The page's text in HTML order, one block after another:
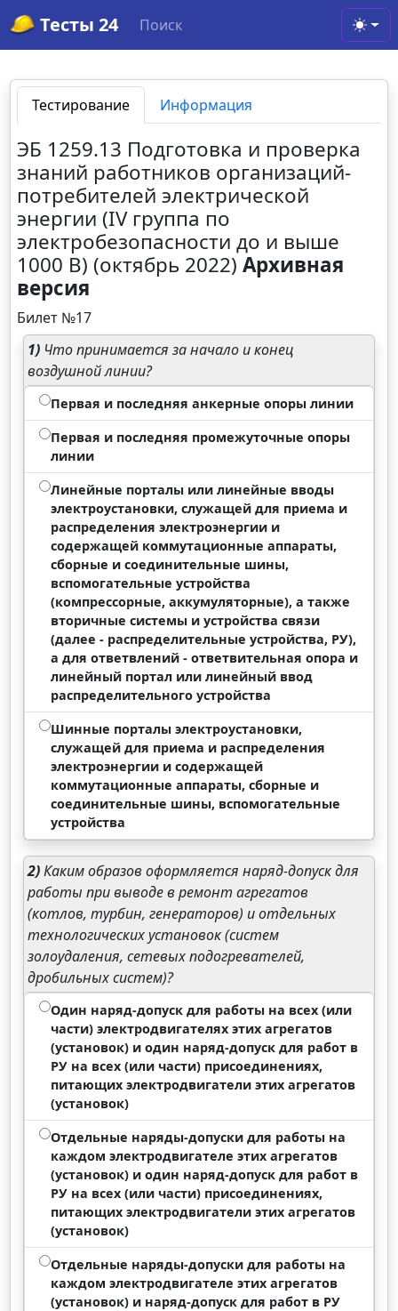
Тесты 24 Поиск
Тестирование Информация
ЭБ 1259.13 Подготовка и проверка
знаний работников организаций-
потребителей электрической
энергии (IV группа по
электробезопасности до и выше
1000 В) (октябрь 2022)Архивная
версия
Билет №17
1) Что принимается за начало и конец
воздушной линии?
Первая и последняя анкерные опоры линии
Первая и последняя промежуточные опоры
линии
Линейные порталы или линейные вводы
электроустановки, служащей для приема и
распределения электроэнергии и
содержащей коммутационные аппараты,
сборные и соединительные шины,
вспомогательные устройства
(компрессорные, аккумуляторные), а также
вторичные системы и устройства связи
(далее - распределительные устройства, РУ),
а для ответвлений - ответвительная опора и
линейный портал или линейный ввод
распределительного устройства
Шинные порталы электроустановки,
служащей для приема и распределения
электроэнергии и содержащей
коммутационные аппараты, сборные и
соединительные шины, вспомогательные
устройства
2)Каким образов оформляется наряд-допуск для
работы при выводе в ремонт агрегатов
(котлов, турбин, генераторов) и отдельных
технологических установок (систем
золоудаления, сетевых подогревателей,
дробильных систем)?
Один наряд-допуск для работы на всех (или
части) электродвигателях этих агрегатов
(установок) и один наряд-допуск для работ в
РУ на всех (или части) присоединениях,
питающих электродвигатели этих агрегатов
(установок)
Отдельные наряды-допуски для работы на
каждом электродвигателе этих агрегатов
(установок) и один наряд-допуск для работ в
РУ на всех (или части) присоединениях,
питающих электродвигатели этих агрегатов
(установок)
Отдельные наряды-допуски для работы на
каждом электродвигателе этих агрегатов
(установок) и наряд-допуск для работ в РУ